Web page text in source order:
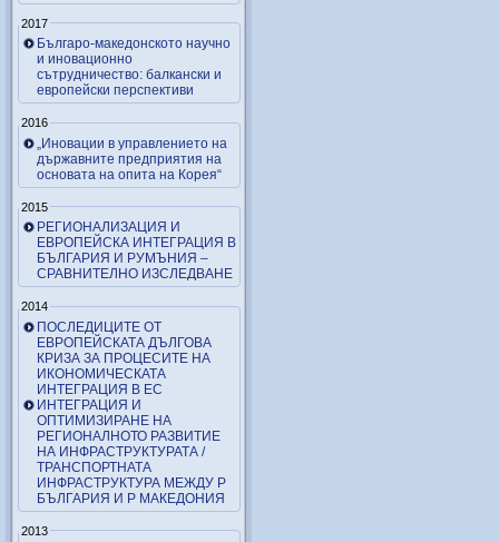
2017
Българо-македонското научно
и иновационно
сътрудничество: балкански и
европейски перспективи
2016
„Иновации в управлението на
държавните предприятия на
основата на опита на Корея“
2015
РЕГИОНАЛИЗАЦИЯ И
ЕВРОПЕЙСКА ИНТЕГРАЦИЯ В
БЪЛГАРИЯ И РУМЪНИЯ –
СРАВНИТЕЛНО ИЗСЛЕДВАНЕ
2014
ПОСЛЕДИЦИТЕ ОТ
ЕВРОПЕЙСКАТА ДЪЛГОВА
КРИЗА ЗА ПРОЦЕСИТЕ НА
ИКОНОМИЧЕСКАТА
ИНТЕГРАЦИЯ В ЕС
ИНТЕГРАЦИЯ И
ОПТИМИЗИРАНЕ НА
РЕГИОНАЛНОТО РАЗВИТИЕ
НА ИНФРАСТРУКТУРАТА /
ТРАНСПОРТНАТА
ИНФРАСТРУКТУРА МЕЖДУ Р
БЪЛГАРИЯ И Р МАКЕДОНИЯ
2013